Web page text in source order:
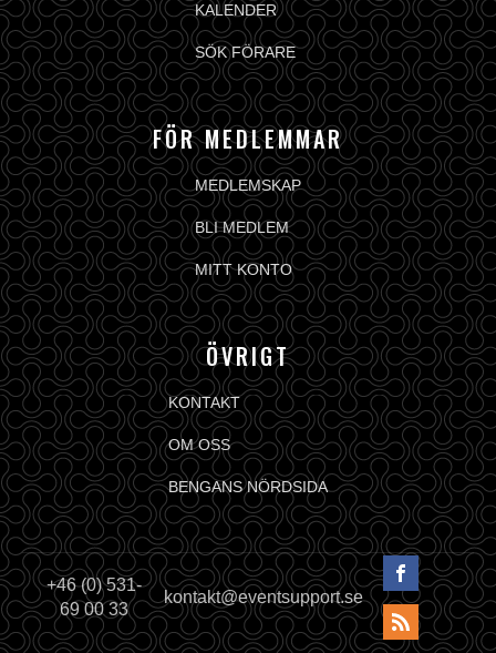
KALENDER
SÖK FÖRARE
FÖR MEDLEMMAR
MEDLEMSKAP
BLI MEDLEM
MITT KONTO
ÖVRIGT
KONTAKT
OM OSS
BENGANS NÖRDSIDA
+46 (0) 531-
69 00 33
kontakt@eventsupport.se